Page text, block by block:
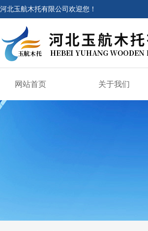
河北玉航木托有限公司欢迎您！
网站首页 关于我们